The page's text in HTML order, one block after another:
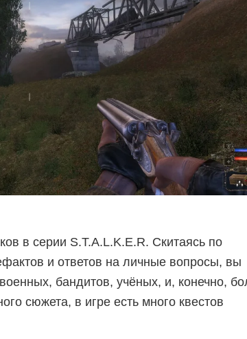
в серии S.T.A.L.K.E.R. Скитаясь по
и ответов на личные вопросы, вы
бандитов, учёных, и, конечно,
сюжета, в игре есть много квестов